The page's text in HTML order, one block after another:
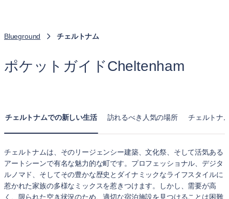
Blueground チェルトナム
ポケットガイドCheltenham
チェルトナムでの新しい生活 訪れるべき人気の場所 チェルトナ
チェルトナムは、そのリージェンシー建築、文化祭、そして活気ある
アートシーンで有名な魅力的な町です。プロフェッショナル、デジタ
ルノマド、そしてその豊かな歴史とダイナミックなライフスタイルに
惹かれた家族の多様なミックスを惹きつけます。しかし、需要が高
く、限られた空き状況のため、適切な宿泊施設を見つけることは困難